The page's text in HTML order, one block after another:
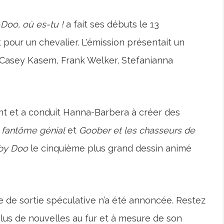
où es-tu !a fait ses débuts le 13
un chevalier. L'émission présentait un
Kasem, Frank Welker, Stefanianna
et a conduit Hanna-Barbera à créer des
génialet Goober et les chasseurs de
Doole cinquième plus grand dessin animé
de sortie spéculative n’a été annoncée. Restez
de nouvelles au fur et à mesure de son